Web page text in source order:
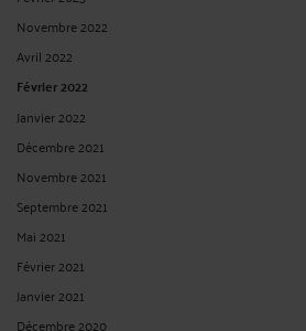
LE RÈGLEMENT « DIGITAL SERVICES ACT »
RESPONSABILISATION DES PLATEFORMES
ParMurielle-Isabelle CAHEN
Face à la montée de problématiques telles que la
de l’information, la désinformation, et la
adopté une nouvelle mesure réglementaire, le
réguler les activités des ...